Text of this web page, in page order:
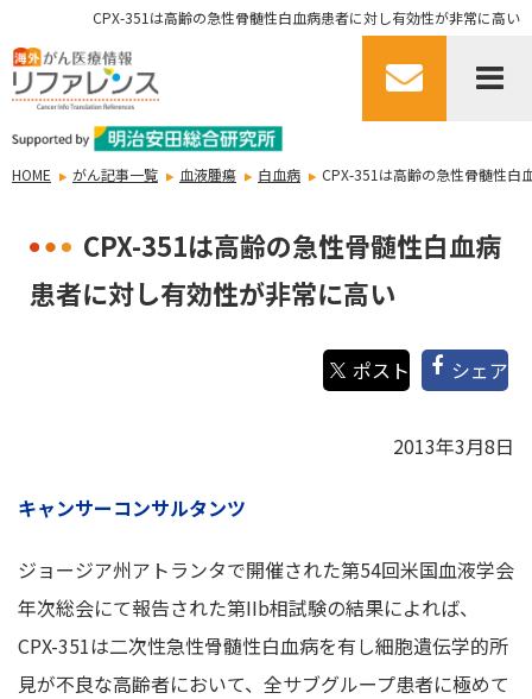
CPX-351は高齢の急性骨髄性白血病患者に対し有効性が非常に高い
HOME がん記事一覧 血液腫瘍 白血病 CPX-351は高齢の急性骨髄性白
CPX-351は高齢の急性骨髄性白血病
患者に対し有効性が非常に高い
シェア
2013年3月8日
キャンサーコンサルタンツ
ジョージア州アトランタで開催された第54回米国血液学会
年次総会にて報告された第IIb相試験の結果によれば、
CPX-351は二次性急性骨髄性白血病を有し細胞遺伝学的所
見が不良な高齢者において、全サブグループ患者に極めて